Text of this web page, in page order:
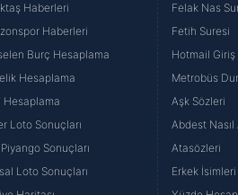
farklı şekillerde tanıklık etmiş
adlı bir kitap
Haberleri
Haberleri
Burç Hesaplama
Hesaplama
Hesaplama
Loto Sonuçları
Sonuçları
Loto Sonuçları
Felak Nas
Fetih Suresi
Hotmail Giriş
Metrobüs
Aşk Sözleri
Abdest Nasıl
Atasözleri
Erkek İsimleri